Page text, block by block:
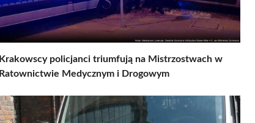
Krakowscy policjanci triumfują na Mistrzostwach w
Ratownictwie Medycznym i Drogowym